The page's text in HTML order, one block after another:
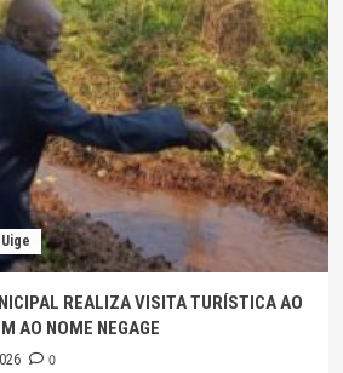
REALIZA VISITA TURÍSTICA AO
AO NOME NEGAGE
0